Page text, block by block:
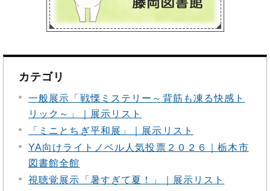
カテゴリ
一般展示「戦慄ミステリー～背筋も凍る快感ト
リック～」｜展示リスト
「ミニとちぎ平和展」｜展示リスト
YA向けライトノベル人気投票２０２６｜栃木市
図書館全館
視聴覚展示「暑すぎて夏！」｜展示リスト